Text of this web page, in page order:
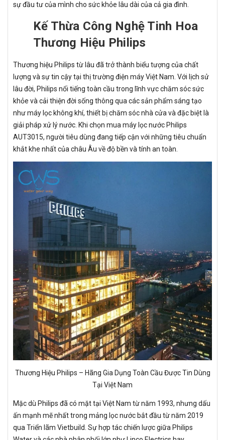
sự đầu tư của mình cho sức khỏe lâu dài của cả gia đình.
Kế Thừa Công Nghệ Tinh Hoa
Thương Hiệu Philips
Thương hiệu Philips từ lâu đã trở thành biểu tượng của chất
lượng và sự tin cậy tại thị trường điện máy Việt Nam. Với lịch sử
lâu đời, Philips nổi tiếng toàn cầu trong lĩnh vực chăm sóc sức
khỏe và cải thiện đời sống thông qua các sản phẩm sáng tạo
như máy lọc không khí, thiết bị chăm sóc nhà cửa và đặc biệt là
giải pháp xử lý nước. Khi chọn mua máy lọc nước Philips
AUT3015, người tiêu dùng đang tiếp cận với những tiêu chuẩn
khắt khe nhất của châu Âu về độ bền và tính an toàn.
Thương Hiệu Philips – Hãng Gia Dụng Toàn Cầu Được Tin Dùng
Tại Việt Nam
Mặc dù Philips đã có mặt tại Việt Nam từ năm 1993, nhưng dấu
ấn mạnh mẽ nhất trong mảng lọc nước bắt đầu từ năm 2019
qua Triển lãm Vietbuild. Sự hợp tác chiến lược giữa Philips